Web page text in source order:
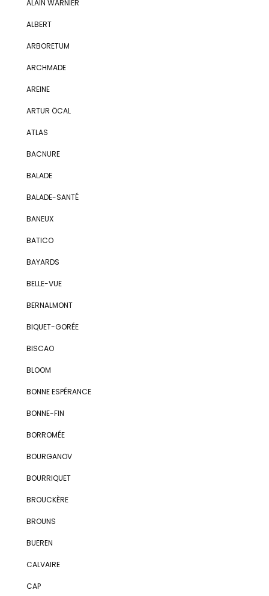
ALAIN WARNIER
ALBERT
ARBORETUM
ARCHMADE
AREINE
ARTUR ÖCAL
ATLAS
BACNURE
BALADE
BALADE-SANTÉ
BANEUX
BATICO
BAYARDS
BELLE-VUE
BERNALMONT
BIQUET-GORÉE
BISCAO
BLOOM
BONNE ESPÉRANCE
BONNE-FIN
BORROMÉE
BOURGANOV
BOURRIQUET
BROUCKÈRE
BROUNS
BUEREN
CALVAIRE
CAP